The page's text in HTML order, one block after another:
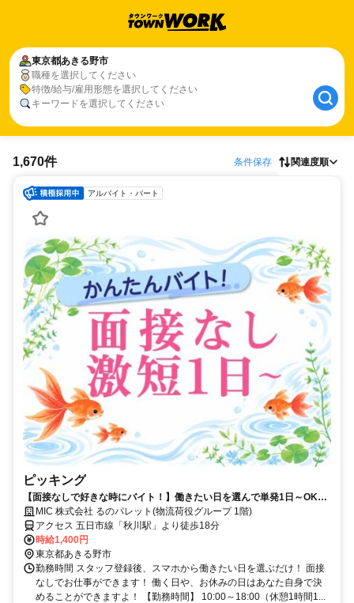
東京都あきる野市
職種を選択してください
特徴/給与/雇用形態を選択してください
キーワードを選択してください
1,670件 条件保存 関連度順
アルバイト・パート
ピッキング
【面接なしで好きな時にバイト！】働きたい日を選んで単発1日～OK！
お給料は即日払いでお財布も安心♪
MIC 株式会社 るのパレット(物流荷役グループ 1階)
アクセス 五日市線「秋川駅」より徒歩18分
時給1,400円
東京都あきる野市
勤務時間 スタッフ登録後、スマホから働きたい日を選ぶだけ！ 面接
なしでお仕事ができます！ 働く日や、お休みの日はあなた自身で決
めることができますよ！ 【勤務時間】 10:00～18:00（休憩1時間1...